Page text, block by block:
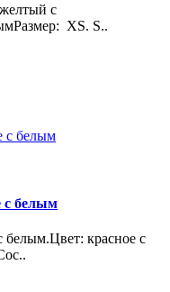
с
XS. S..
с белым
белым.Цвет: красное с